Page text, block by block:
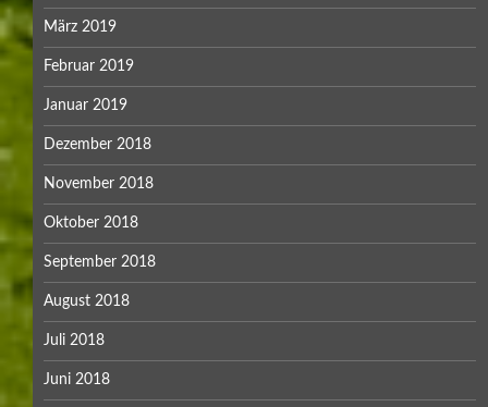
März 2019
Februar 2019
Januar 2019
Dezember 2018
November 2018
Oktober 2018
September 2018
August 2018
Juli 2018
Juni 2018